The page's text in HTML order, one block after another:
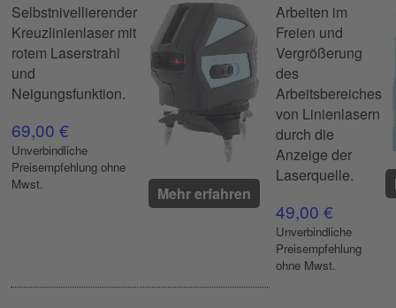
Selbstnivellierender
Kreuzlinienlaser mit
rotem Laserstrahl
und
Neigungsfunktion.
69,00 €
Unverbindliche
Preisempfehlung ohne
Mwst.
Mehr erfahren
Arbeiten im
Freien und
Vergrößerung
des
Arbeitsbereiches
von Linienlasern
durch die
Anzeige der
Laserquelle.
49,00 €
Unverbindliche
Preisempfehlung
ohne Mwst.